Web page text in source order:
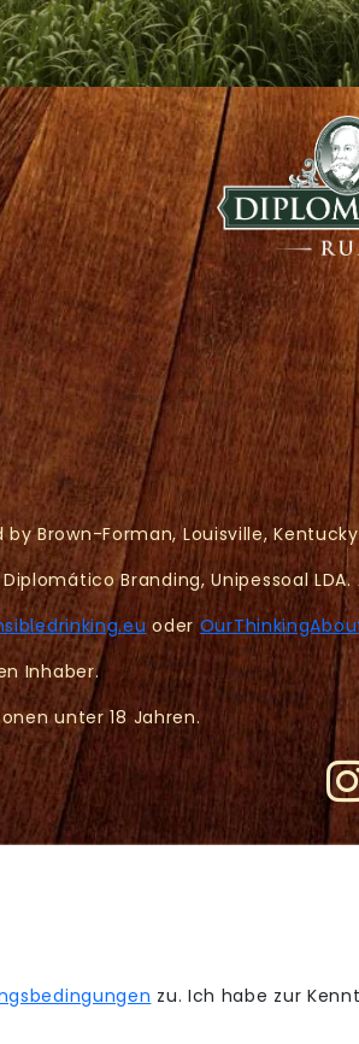
Brown-Forman, Louisville,
Branding, Unipessoal
oder
Inhaber.
unter 18 Jahren.
zu. Ich habe zur